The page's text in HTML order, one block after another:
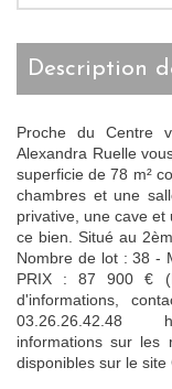
description
Proche du Centre
Alexandra Ruelle
superficie de 78 m²
chambres et une
privative, une cave et
ce bien. Situé au
Nombre de lot : 38 -
PRIX : 87 900 €
d'informations,
03.26.26.42.48
informations sur les
disponibles sur le site